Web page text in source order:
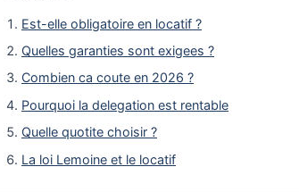
Est-elle obligatoire en locatif ?
Quelles garanties sont exigees ?
Combien ca coute en 2026 ?
Pourquoi la delegation est rentable
Quelle quotite choisir ?
La loi Lemoine et le locatif